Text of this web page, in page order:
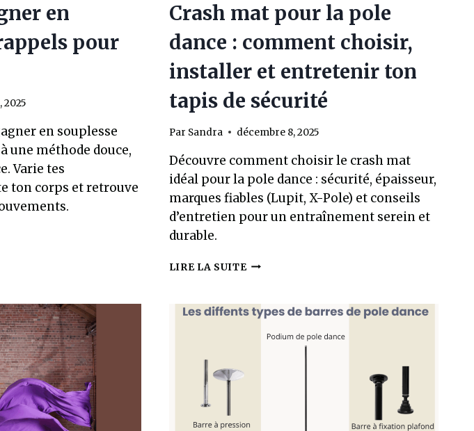
en
pour
2025
en souplesse
une méthode douce,
Varie tes
ton corps et retrouve
Crash mat pour la pole
dance : comment choisir,
installer et entretenir ton
tapis de sécurité
Par Sandra décembre 8, 2025
Découvre comment choisir le crash mat
idéal pour la pole dance : sécurité, épaisseur,
marques fiables (Lupit, X-Pole) et conseils
d’entretien pour un entraînement serein et
durable.
LIRE LA SUITECRASH
LA
POLE
DANCE
ENTRETENIR